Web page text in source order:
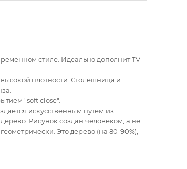
стиле. Идеально дополнит ТV
плотности. Столешница и
"soft close".
искусственным путем из
Рисунок создан человеком, а не
Это дерево (на 80-90%),